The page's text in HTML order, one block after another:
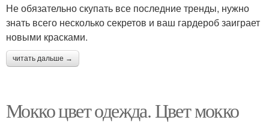
Не обязательно скупать все последние тренды, нужно
знать всего несколько секретов и ваш гардероб заиграет
новыми красками.
читать дальше →
Мокко цвет одежда. Цвет мокко